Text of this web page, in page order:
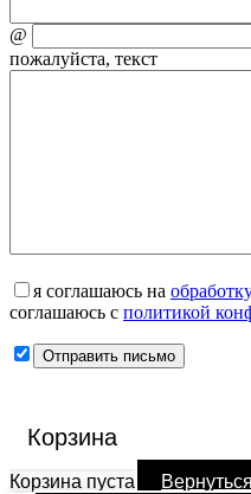
@
пожалуйста, текст
я соглашаюсь на
соглашаюсь с политикой
Корзина
Корзина пуста